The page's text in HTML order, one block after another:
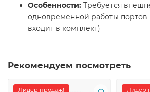
Особенности: Требуется
одновременной работы портов
входит в комплект)
Рекомендуем посмотреть
Лидер продаж! Лидер